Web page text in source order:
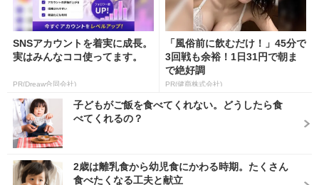
SNSアカウントを着実に成長。
実はみんなココ使ってます。
PR(Dreaw合同会社)
「風俗前に飲むだけ！」45分で
3回戦も余裕！1日31円で朝ま
で絶好調
PR(健商株式会社)
子どもがご飯を食べてくれない。どうしたら食
べてくれるの？
2歳は離乳食から幼児食にかわる時期。たくさん
食べたくなる工夫と献立